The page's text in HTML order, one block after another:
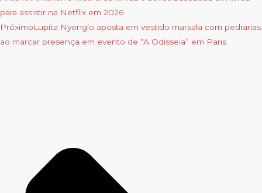
para assistir na Netflix em 2026
PróximoLupita Nyong’o aposta em vestido marsala com pedrarias
ao marcar presença em evento de “A Odisseia” em Paris